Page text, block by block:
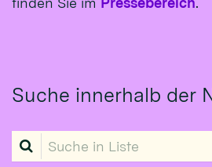
Suche innerhalb der
Suche in Liste